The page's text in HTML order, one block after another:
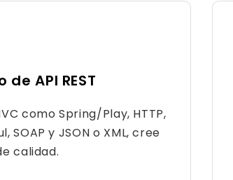
API REST
como Spring/Play, HTTP,
SOAP y JSON o XML, cree
calidad.